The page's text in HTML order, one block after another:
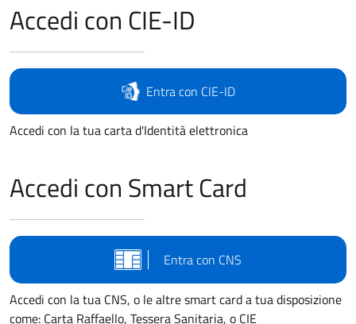
Accedi con CIE-ID
Entra con CIE-ID
Accedi con la tua carta d'Identità elettronica
Accedi con Smart Card
Entra con CNS
Accedi con la tua CNS, o le altre smart card a tua disposizione
come: Carta Raffaello, Tessera Sanitaria, o CIE